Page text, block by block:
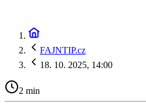
FAJNTIP.cz
18. 10. 2025, 14:00
2 min